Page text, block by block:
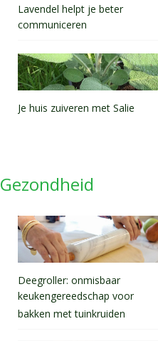
Lavendel helpt je beter
communiceren
Je huis zuiveren met Salie
Gezondheid
Deegroller: onmisbaar
keukengereedschap voor
bakken met tuinkruiden